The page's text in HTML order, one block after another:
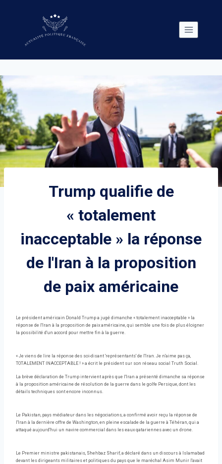
Trump qualifie de
« totalement
inacceptable » la réponse
de l'Iran à la proposition
de paix américaine
Le président américain Donald Trump a jugé dimanche « totalement inacceptable » la
réponse de l'Iran à la proposition de paix américaine, qui semble une fois de plus éloigner
la possibilité d'un accord pour mettre fin à la guerre.
« Je viens de lire la réponse des soi-disant 'représentants' de l'Iran. Je n'aime pas ça,
TOTALEMENT INACCEPTABLE ! » a écrit le président sur son réseau social Truth Social.
La brève déclaration de Trump intervient après que l'Iran a présenté dimanche sa réponse
à la proposition américaine de résolution de la guerre dans le golfe Persique, dont les
détails techniques sont encore inconnus.
Le Pakistan, pays médiateur dans les négociations, a confirmé avoir reçu la réponse de
l'Iran à la dernière offre de Washington, en pleine escalade de la guerre à Téhéran, qui a
attaqué aujourd'hui un navire commercial dans les eaux qatariennes avec un drone.
Le Premier ministre pakistanais, Shehbaz Sharif, a déclaré dans un discours à Islamabad
devant les dirigeants militaires et politiques du pays que le maréchal Asim Munir l'avait